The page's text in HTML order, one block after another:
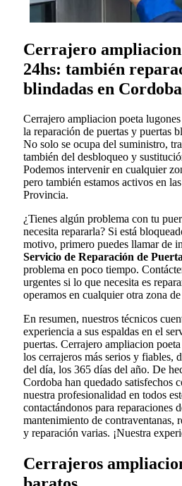
Cerrajero ampliacion
24hs: también
blindadas en Cordoba
Cerrajero ampliacion poeta
la reparación de puertas y puertas
No solo se ocupa del suministro,
también del desbloqueo y
Podemos intervenir en cualquier
pero también estamos activos en
Provincia.
¿Tienes algún problema con tu
necesita repararla? Si está
motivo, primero puedes llamar de
Servicio de Reparación de
problema en poco tiempo.
urgentes si lo que necesita es
operamos en cualquier otra zona
En resumen, nuestros técnicos
experiencia a sus espaldas en el
puertas. Cerrajero ampliacion
los cerrajeros más serios y fiables,
del día, los 365 días del año. De
Cordoba han quedado satisfechos
nuestra profesionalidad en todos
contactándonos para reparaciones
mantenimiento de contraventanas,
y reparación varias. ¡Nuestra
Cerrajeros